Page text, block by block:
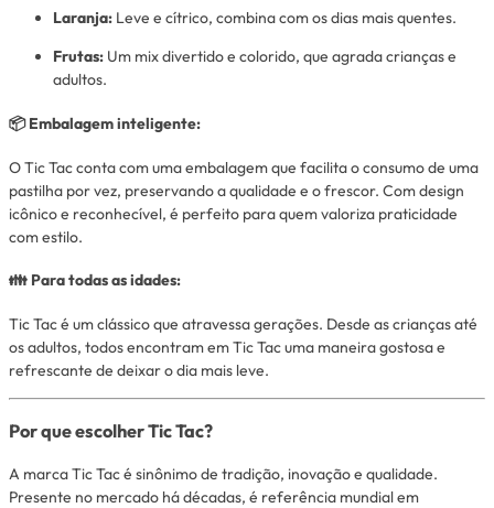
Laranja: Leve e cítrico, combina com os dias mais quentes.
Frutas: Um mix divertido e colorido, que agrada crianças e
adultos.
📦 Embalagem inteligente:
O Tic Tac conta com uma embalagem que facilita o consumo de uma
pastilha por vez, preservando a qualidade e o frescor. Com design
icônico e reconhecível, é perfeito para quem valoriza praticidade
com estilo.
👪 Para todas as idades:
Tic Tac é um clássico que atravessa gerações. Desde as crianças até
os adultos, todos encontram em Tic Tac uma maneira gostosa e
refrescante de deixar o dia mais leve.
Por que escolher Tic Tac?
A marca Tic Tac é sinônimo de tradição, inovação e qualidade.
Presente no mercado há décadas, é referência mundial em